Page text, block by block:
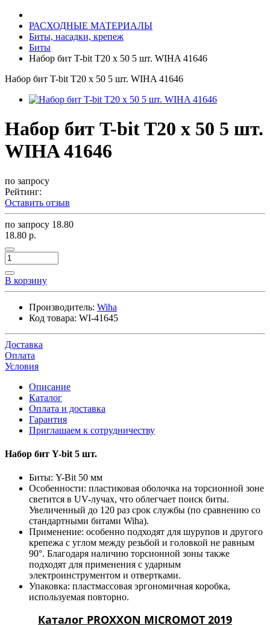
РАСХОДНЫЕ МАТЕРИАЛЫ
Биты, насадки, крепеж
Биты
Набор бит T-bit T20 x 50 5 шт. WIHA 41646
Набор бит T-bit T20 x 50 5 шт. WIHA 41646
Набор бит T-bit T20 x 50 5 шт.
WIHA 41646
по запросу
Рейтинг:
Оставить отзыв
по запросу 18.80
18.80 р.
В корзину
Производитель: Wiha
Код товара: WI-41645
Доставка
Оплата
Условия
Описание
Каталог
Оплата и доставка
Гарантия
Приглашаем к сотрудничеству
Набор бит Y-bit 5 шт.
Биты: Y-Bit 50 мм
Особенности: пластиковая оболочка на торсионной зоне
светится в UV-лучах, что облегчает поиск биты.
Увеличенный до 120 раз срок службы (по сравнению со
стандартными битами Wiha).
Применение: особенно подходят для шурупов и другого
крепежа с углом между резьбой и головкой не равным
90°. Благодаря наличию торсионной зоны также
подходят для применения с ударным
электроинструментом и отвертками.
Упаковка: пластмассовая эргономичная коробка,
используемая повторно.
Каталог PROXXON MICROMOT 2019